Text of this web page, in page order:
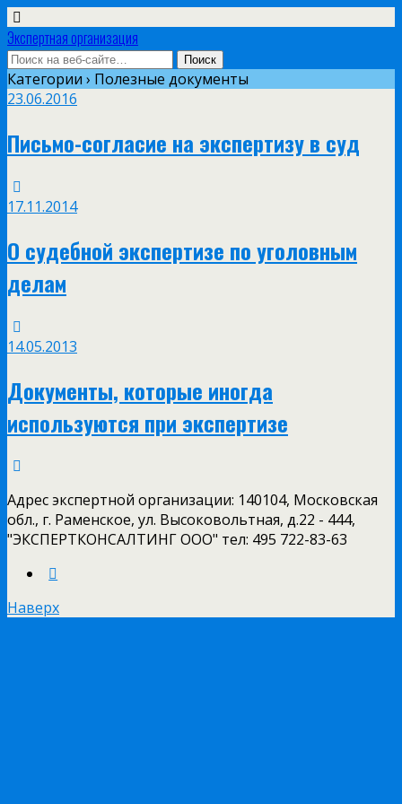
Экспертная организация
Категории › Полезные документы
23.06.2016
Письмо-согласие на экспертизу в суд
17.11.2014
О судебной экспертизе по уголовным
делам
14.05.2013
Документы, которые иногда
используются при экспертизе
Адрес экспертной организации: 140104, Московская
обл., г. Раменское, ул. Высоковольтная, д.22 - 444,
"ЭКСПЕРТКОНСАЛТИНГ ООО" тел: 495 722-83-63
Наверх